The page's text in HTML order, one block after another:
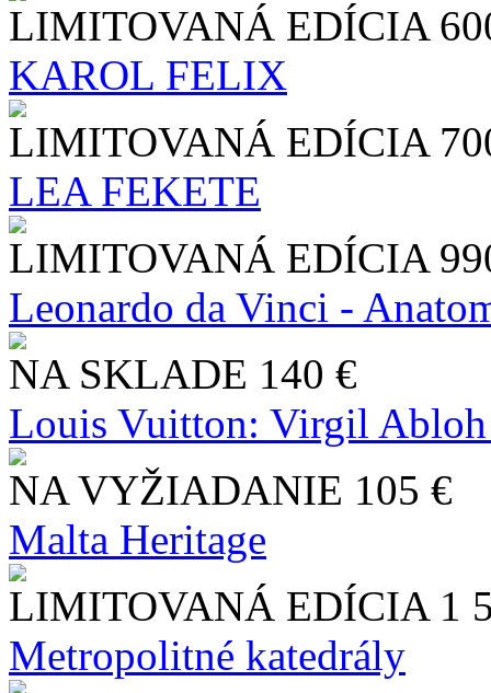
LIMITOVANÁ EDÍCIA
KAROL FELIX
LIMITOVANÁ EDÍCIA
LEA FEKETE
LIMITOVANÁ EDÍCIA
Leonardo da Vinci -
NA SKLADE 140 €
Louis Vuitton: Virgil
NA VYŽIADANIE 105 €
Malta Heritage
LIMITOVANÁ EDÍCIA 1
Metropolitné katedrály